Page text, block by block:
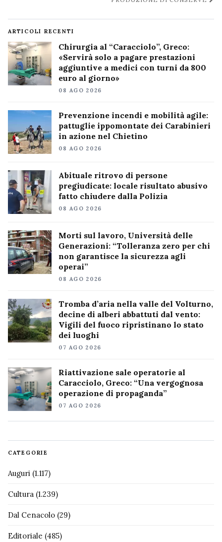
ARTICOLI RECENTI
Chirurgia al “Caracciolo”, Greco:
«Servirà solo a pagare prestazioni
aggiuntive a medici con turni da 800
euro al giorno»
08 AGO 2026
Prevenzione incendi e mobilità agile:
pattuglie ippomontate dei Carabinieri
in azione nel Chietino
08 AGO 2026
Abituale ritrovo di persone
pregiudicate: locale risultato abusivo
fatto chiudere dalla Polizia
08 AGO 2026
Morti sul lavoro, Università delle
Generazioni: “Tolleranza zero per chi
non garantisce la sicurezza agli
operai”
08 AGO 2026
Tromba d’aria nella valle del Volturno,
decine di alberi abbattuti dal vento:
Vigili del fuoco ripristinano lo stato
dei luoghi
07 AGO 2026
Riattivazione sale operatorie al
Caracciolo, Greco: “Una vergognosa
operazione di propaganda”
07 AGO 2026
CATEGORIE
Auguri (1.117)
Cultura (1.239)
Dal Cenacolo (29)
Editoriale (485)